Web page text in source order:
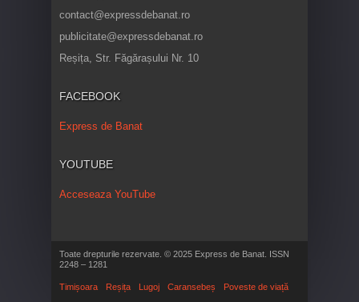
contact@expressdebanat.ro
publicitate@expressdebanat.ro
Reșița, Str. Făgărașului Nr. 10
FACEBOOK
Express de Banat
YOUTUBE
Acceseaza YouTube
Toate drepturile rezervate. © 2025 Express de Banat. ISSN
2248 – 1281
Timișoara Reșița Lugoj Caransebeș Poveste de viață